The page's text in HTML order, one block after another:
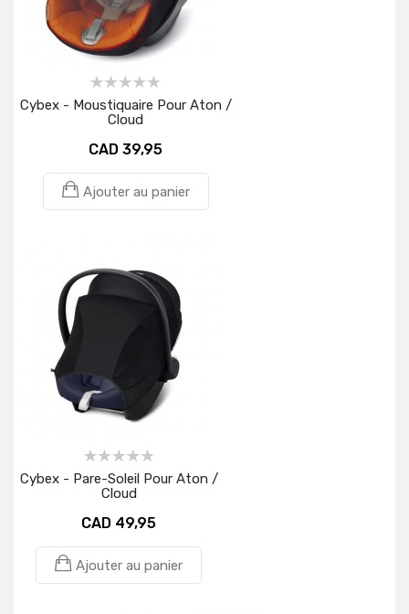
Cybex - Moustiquaire Pour Aton /
Cloud
CAD 39,95
Ajouter au panier
Cybex - Pare-Soleil Pour Aton /
Cloud
CAD 49,95
Ajouter au panier